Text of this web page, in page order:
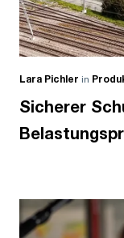
Lara Pichler in
Sicherer